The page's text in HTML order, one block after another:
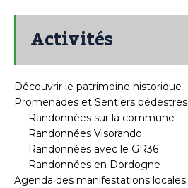
Activités
Découvrir le patrimoine historique
Promenades et Sentiers pédestres
Randonnées sur la commune
Randonnées Visorando
Randonnées avec le GR36
Randonnées en Dordogne
Agenda des manifestations locales